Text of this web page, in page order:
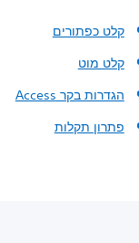
קלט כפתורים
קלט מוט
הגדרות בקר Access
פתרון תקלות